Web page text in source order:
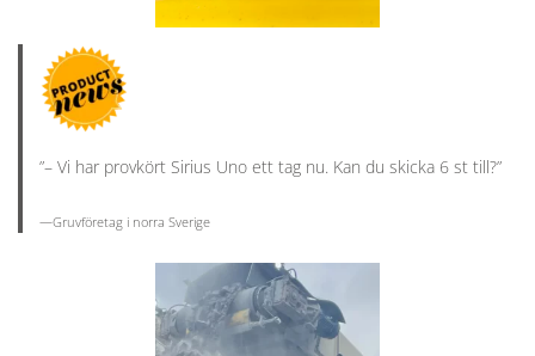
”– Vi har provkört Sirius Uno ett tag nu. Kan du skicka 6 st till?”
—Gruvföretag i norra Sverige